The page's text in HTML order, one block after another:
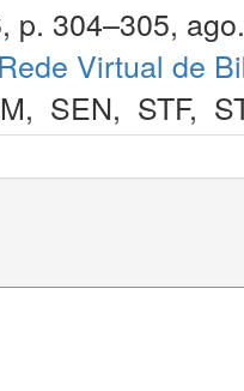
p. 304–305,
Rede Virtual de
, SEN, STF,